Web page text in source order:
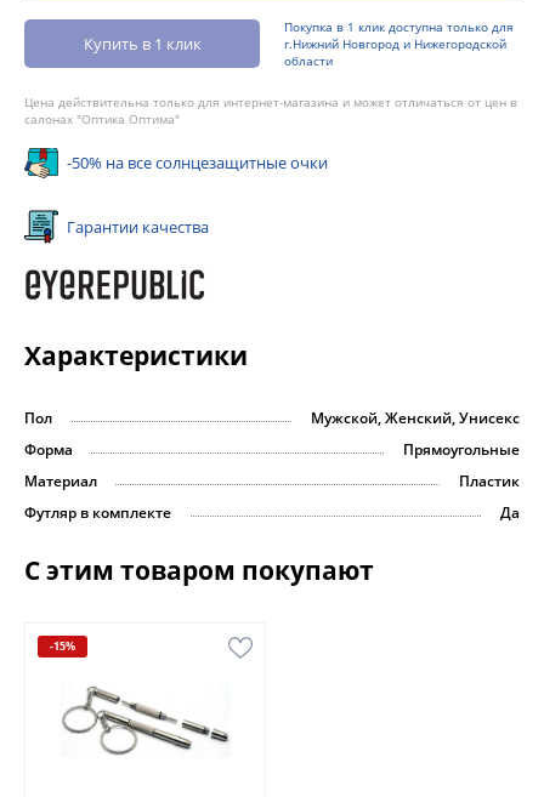
Купить в 1 клик
Покупка в 1 клик доступна только для
г.Нижний Новгород и Нижегородской
области
Цена действительна только для интернет-магазина и может отличаться от цен в
салонах "Оптика Оптима"
-50% на все солнцезащитные очки
Гарантии качества
Характеристики
Пол
Мужской, Женский, Унисекс
Форма
Прямоугольные
Материал
Пластик
Футляр в комплекте
Да
С этим товаром покупают
-15%